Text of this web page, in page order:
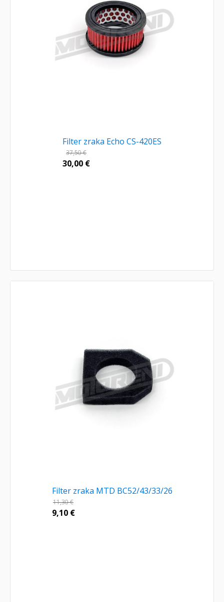
Filter zraka Echo CS-420ES
37,50€
30,00 €
Filter zraka MTD BC52/43/33/26
11,30€
9,10 €